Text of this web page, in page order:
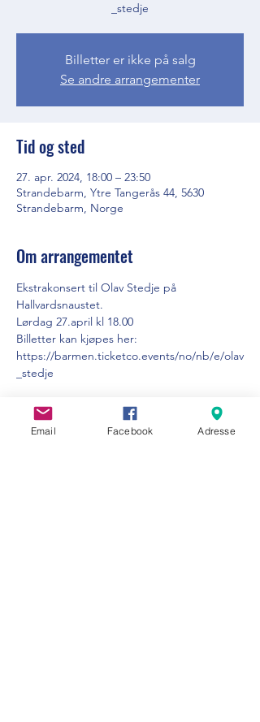
_stedje
Billetter er ikke på salg
Se andre arrangementer
Tid og sted
27. apr. 2024, 18:00 – 23:50
Strandebarm, Ytre Tangerås 44, 5630
Strandebarm, Norge
Om arrangementet
Ekstrakonsert til Olav Stedje på
Hallvardsnaustet.
Lørdag 27.april kl 18.00
Billetter kan kjøpes her:
https://barmen.ticketco.events/no/nb/e/olav
_stedje
Email Facebook Adresse